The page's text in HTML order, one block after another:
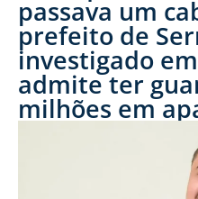
passava um
prefeito de
investigado
admite ter
milhões em